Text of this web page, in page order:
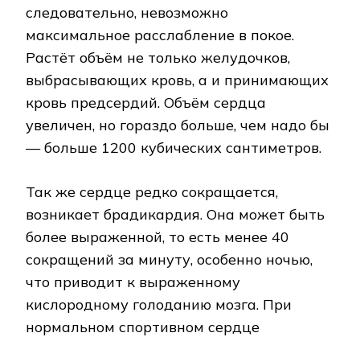
следовательно, невозможно
максимальное расслабление в покое.
Растёт объём не только желудочков,
выбрасывающих кровь, а и принимающих
кровь предсердий. Объём сердца
увеличен, но гораздо больше, чем надо бы
— больше 1200 кубических сантиметров.
Так же сердце редко сокращается,
возникает брадикардия. Она может быть
более выраженной, то есть менее 40
сокращений за минуту, особенно ночью,
что приводит к выраженному
кислородному голоданию мозга. При
нормальном спортивном сердце